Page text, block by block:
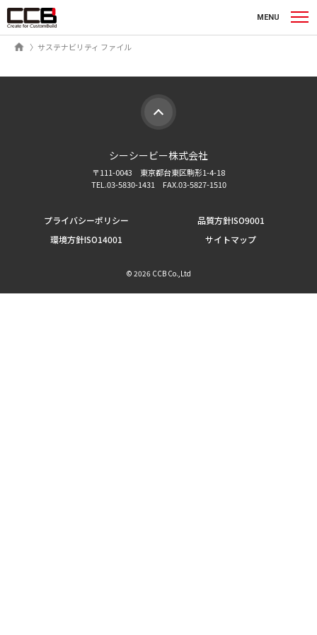
MENU
ホームサステナビリティ ファイル
シーシービー株式会社
〒111-0043 東京都台東区駒形1-4-18
TEL.03-5830-1431 FAX.03-5827-1510
プライバシーポリシー
品質方針ISO9001
環境方針ISO14001
サイトマップ
© 2026 CCB Co.,Ltd